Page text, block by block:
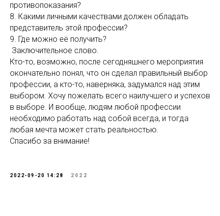
противопоказания?
8. Какими личными качествами должен обладать
представитель этой профессии?
9. Где можно её получить?
Заключительное слово.
Кто-то, возможно, после сегодняшнего мероприятия
окончательно понял, что он сделал правильный выбор
профессии, а кто-то, наверняка, задумался над этим
выбором. Хочу пожелать всего наилучшего и успехов
в выборе. И вообще, людям любой профессии
необходимо работать над собой всегда, и тогда
любая мечта может стать реальностью.
Спасибо за внимание!
2022-09-20 14:28 2022